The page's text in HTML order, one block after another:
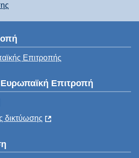
Επιτροπής
Επιτροπή
δικτύωσης